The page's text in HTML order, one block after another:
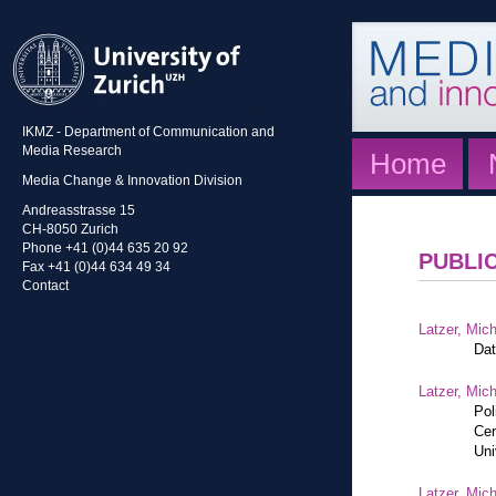
IKMZ - Department of Communication and
Media Research
Media Change & Innovation Division
Andreasstrasse 15
CH-8050 Zurich
Phone +41 (0)44 635 20 92
Fax +41 (0)44 634 49 34
Contact
Home
Latzer,
Latzer,